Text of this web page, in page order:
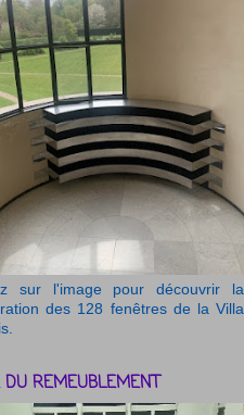
sur l'image pour découvrir la
des 128 fenêtres de la Villa
DU REMEUBLEMENT